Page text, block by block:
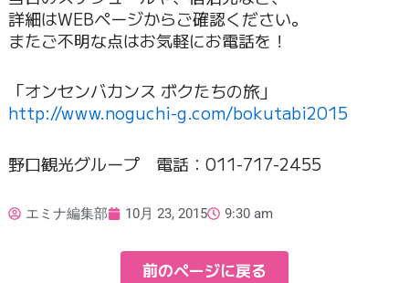
詳細はWEBページからご確認ください。
またご不明な点はお気軽にお電話を！
「オンセンバカンス ボクたちの旅」
http://www.noguchi-g.com/bokutabi2015
野口観光グループ 電話：011-717-2455
エミナ編集部 10月 23, 2015 9:30 am
前のページに戻る